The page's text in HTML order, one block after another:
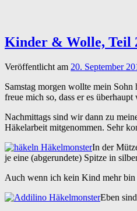
Kinder & Wolle, Teil
Veröffentlicht am 20. September
Samstag morgen wollte mein
freue mich so, dass er es
Nachmittags sind wir dann zu
Häkelarbeit mitgenommen. Sehr
In der
je eine (abgerundete) Spitze in
Auch wenn ich kein Kind mehr bin
Eben